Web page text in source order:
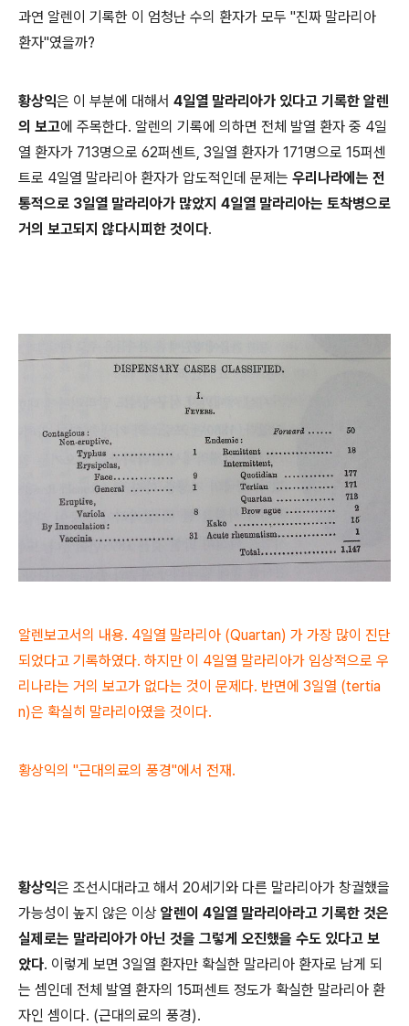
과연 알렌이 기록한 이 엄청난 수의 환자가 모두 "진짜 말라리아
환자"였을까?
황상익은 이 부분에 대해서 4일열 말라리아가 있다고 기록한 알렌
의 보고에 주목한다. 알렌의 기록에 의하면 전체 발열 환자 중 4일
열 환자가 713명으로 62퍼센트, 3일열 환자가 171명으로 15퍼센
트로 4일열 말라리아 환자가 압도적인데 문제는 우리나라에는 전
통적으로 3일열 말라리아가 많았지 4일열 말라리아는 토착병으로
거의 보고되지 않다시피한 것이다.
알렌보고서의 내용. 4일열 말라리아 (Quartan) 가 가장 많이 진단
되었다고 기록하였다. 하지만 이 4일열 말라리아가 임상적으로 우
리나라는 거의 보고가 없다는 것이 문제다. 반면에 3일열 (tertia
n)은 확실히 말라리아였을 것이다.
황상익의 "근대의료의 풍경"에서 전재.
황상익은 조선시대라고 해서 20세기와 다른 말라리아가 창궐했을
가능성이 높지 않은 이상 알렌이 4일열 말라리아라고 기록한 것은
실제로는 말라리아가 아닌 것을 그렇게 오진했을 수도 있다고 보
았다. 이렇게 보면 3일열 환자만 확실한 말라리아 환자로 남게 되
는 셈인데 전체 발열 환자의 15퍼센트 정도가 확실한 말라리아 환
자인 셈이다. (근대의료의 풍경).